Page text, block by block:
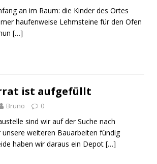
an im Raum: die Kinder des Ortes
haufenweise Lehmsteine für den Ofen
[…]
ist aufgefüllt
Bruno 0
sind wir auf der Suche nach
weiteren Bauarbeiten fündig
haben wir daraus ein Depot […]